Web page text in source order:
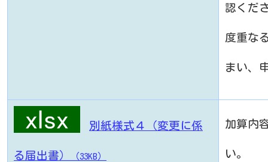
認くだ
度重な
まい、
別紙様式４（変更に係
る届出書） （33KB）
加算内
い。